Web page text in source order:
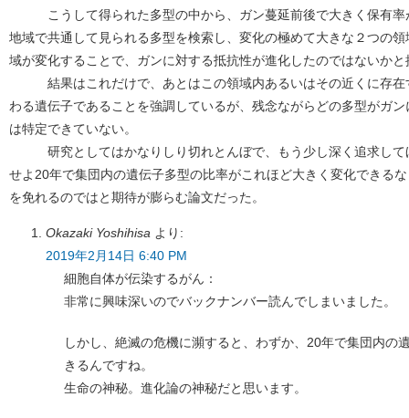
こうして得られた多型の中から、ガン蔓延前後で大きく保有率
地域で共通して見られる多型を検索し、変化の極めて大きな２つの
域が変化することで、ガンに対する抵抗性が進化したのではないか
結果はこれだけで、あとはこの領域内あるいはその近くに存在
わる遺伝子であることを強調しているが、残念ながらどの多型がガ
は特定できていない。
研究としてはかなりしり切れとんぼで、もう少し深く追求して
せよ20年で集団内の遺伝子多型の比率がこれほど大きく変化できる
を免れるのではと期待が膨らむ論文だった。
Okazaki Yoshihisa より:
2019年2月14日 6:40 PM
細胞自体が伝染するがん：
非常に興味深いのでバックナンバー読んでしまいました。
しかし、絶滅の危機に瀕すると、わずか、20年で集団内の
きるんですね。
生命の神秘。進化論の神秘だと思います。